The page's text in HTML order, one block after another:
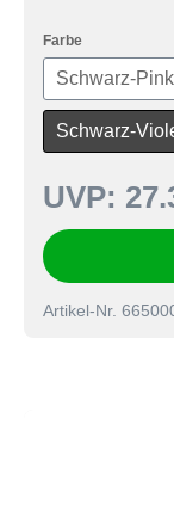
Farbe
Schwarz-Pink
Schwarz-
UVP:
Artikel-Nr.